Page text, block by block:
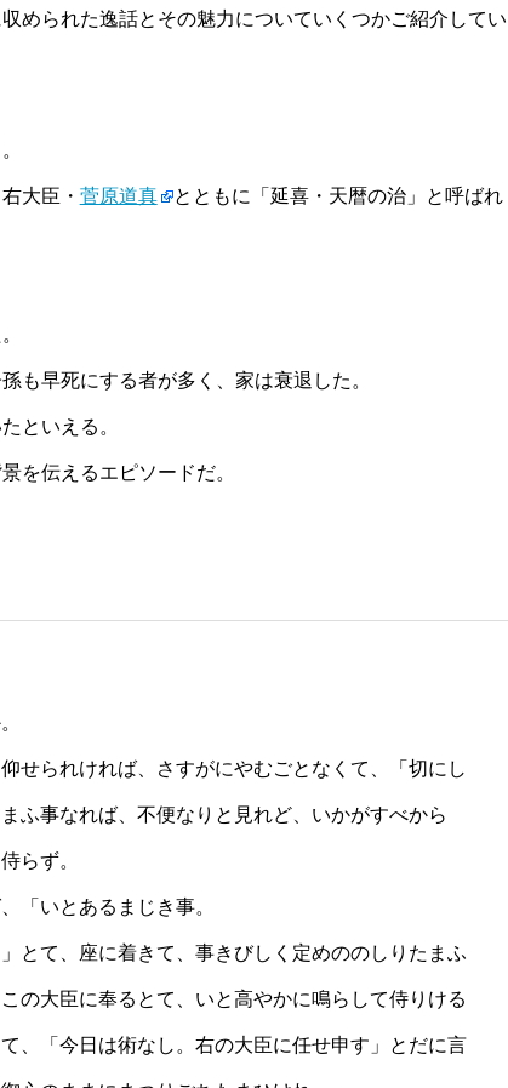
められた逸話とその魅力についていくつかご紹介してい
大臣・ 菅原道真 とともに「延喜・天暦の治」と呼ばれ
も早死にする者が多く、家は衰退した。
といえる。
を伝えるエピソードだ。
せられければ、さすがにやむごとなくて、「切にし
ふ事なれば、不便なりと見れど、いかがすべから
らず。
「いとあるまじき事。
とて、座に着きて、事きびしく定めののしりたまふ
の大臣に奉るとて、いと高やかに鳴らして侍りける
、「今日は術なし。右の大臣に任せ申す」とだに言